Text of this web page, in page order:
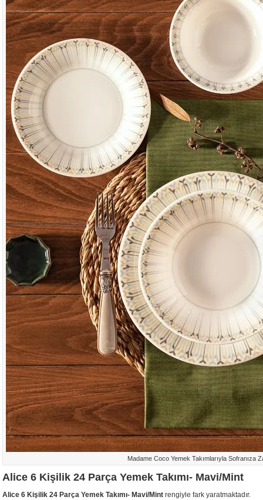
Madame Coco Yemek Takımlarıyla Sofranıza
Alice 6 Kişilik 24 Parça Yemek Takımı- Mavi/Mint
Alice 6 Kişilik 24 Parça Yemek Takımı- Mavi/Mintrengiyle fark yaratmaktadır.